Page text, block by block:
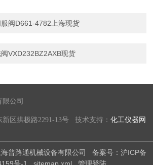
阀D661-4782上海现货
VXD232BZ2AXB现货
公司
新区拱极路2291-13号 技术支持：化工仪器网
普路通机械设备有限公司 备案号：沪ICP备